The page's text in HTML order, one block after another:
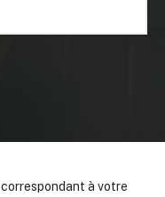
correspondant à votre